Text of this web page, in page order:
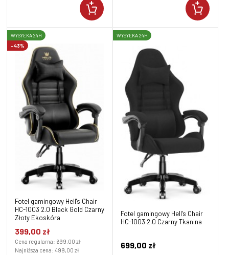
Fotel gamingowy Hell's Chair
HC-1003 2.0 Black Gold Czarny
Złoty Ekoskóra
399,00 zł
Cena regularna: 699,00 zł
Najniższa cena: 499,00 zł
-43%
WYSYŁKA 24H
Fotel gamingowy Hell's Chair
HC-1003 2.0 Czarny Tkanina
699,00 zł
WYSYŁKA 24H